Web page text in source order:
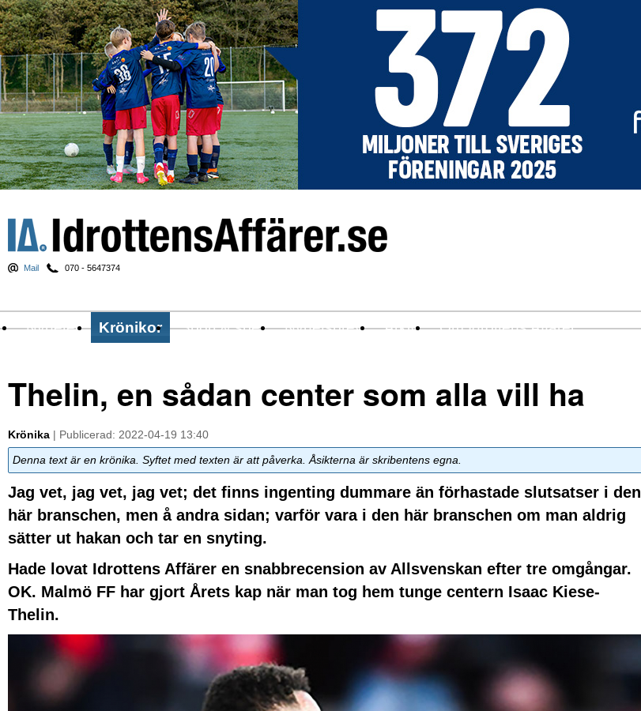
Mail 070 - 5647374
Nyheter Krönikor Sport & spel Nyhetsbrev Arkiv Om Idrottens Affärer
Thelin, en sådan center som alla vill ha
Krönika | Publicerad: 2022-04-19 13:40
Denna text är en krönika. Syftet med texten är att påverka. Åsikterna är skribentens egna.
Jag vet, jag vet, jag vet; det finns ingenting dummare än förhastade slutsatser i den
här branschen, men å andra sidan; varför vara i den här branschen om man aldrig
sätter ut hakan och tar en snyting.
Hade lovat Idrottens Affärer en snabbrecension av Allsvenskan efter tre omgångar.
OK. Malmö FF har gjort Årets kap när man tog hem tunge centern Isaac Kiese-
Thelin.